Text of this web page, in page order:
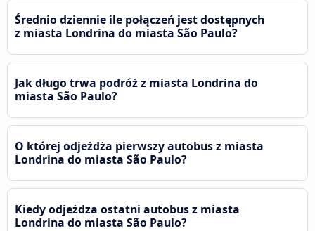
Średnio dziennie ile połączeń jest dostępnych
z miasta Londrina do miasta São Paulo?
Jak długo trwa podróż z miasta Londrina do
miasta São Paulo?
O której odjeżdża pierwszy autobus z miasta
Londrina do miasta São Paulo?
Kiedy odjeżdza ostatni autobus z miasta
Londrina do miasta São Paulo?